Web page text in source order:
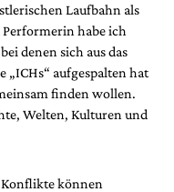
Laufbahn als
habe ich
denen sich aus das
„ICHs“ aufgespalten hat
finden wollen.
Welten, Kulturen und
Konflikte können